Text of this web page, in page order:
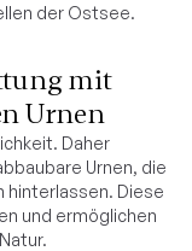
der Ostsee.
mit
Urnen
Daher
Urnen, die
hinterlassen. Diese
und ermöglichen